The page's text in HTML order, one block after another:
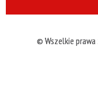
© Wszelkie prawa